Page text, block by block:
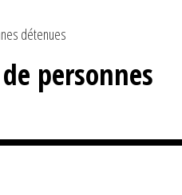
détenues
personnes